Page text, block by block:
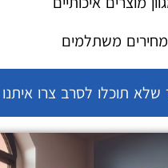
מחירים משתלמים
תוכלו לסרב צרו